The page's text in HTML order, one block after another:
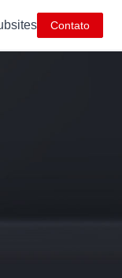
Contato